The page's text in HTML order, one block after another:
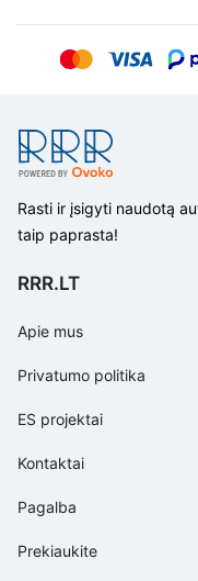
Rasti ir įsigyti naudotą
taip paprasta!
RRR.LT
Apie mus
Privatumo politika
ES projektai
Kontaktai
Pagalba
Prekiaukite